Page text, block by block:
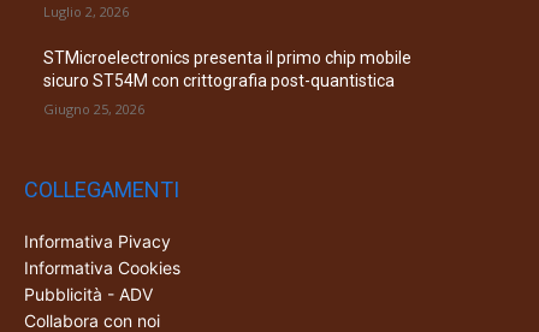
Luglio 2, 2026
STMicroelectronics presenta il primo chip mobile
sicuro ST54M con crittografia post-quantistica
Giugno 25, 2026
COLLEGAMENTI
Informativa Pivacy
Informativa Cookies
Pubblicità - ADV
Collabora con noi